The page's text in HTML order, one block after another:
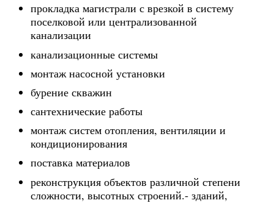
прокладка магистрали с врезкой в систему
поселковой или централизованной
канализации
канализационные системы
монтаж насосной установки
бурение скважин
сантехнические работы
монтаж систем отопления, вентиляции и
кондиционирования
поставка материалов
реконструкция объектов различной степени
сложности, высотных строений.- зданий,